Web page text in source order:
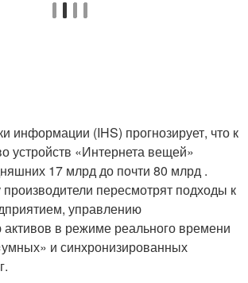
информации (IHS) прогнозирует, что к
устройств «Интернета вещей»
17 млрд до почти 80 млрд .
пересмотрят подходы к
управлению
в режиме реального времени
и синхронизированных